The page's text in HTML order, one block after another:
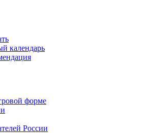
календарь
форме
России